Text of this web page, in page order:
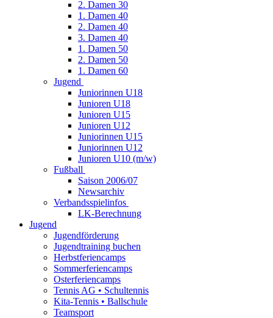
2. Damen 30
1. Damen 40
2. Damen 40
3. Damen 40
1. Damen 50
2. Damen 50
1. Damen 60
Jugend
Juniorinnen U18
Junioren U18
Junioren U15
Junioren U12
Juniorinnen U15
Juniorinnen U12
Junioren U10 (m/w)
Fußball
Saison 2006/07
Newsarchiv
Verbandsspielinfos
LK-Berechnung
Jugend
Jugendförderung
Jugendtraining buchen
Herbstferiencamps
Sommerferiencamps
Osterferiencamps
Tennis AG • Schultennis
Kita-Tennis • Ballschule
Teamsport